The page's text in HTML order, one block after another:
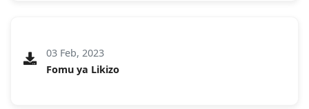
03 Feb, 2023
Fomu ya Likizo